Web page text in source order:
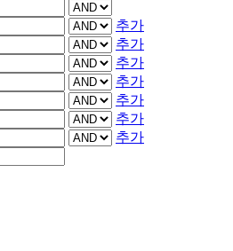
추가
추가
추가
추가
추가
추가
추가